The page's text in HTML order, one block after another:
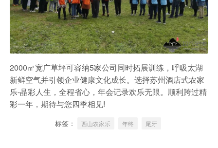
2000㎡宽广草坪可容纳5家公司同时拓展训练，呼吸太湖
新鲜空气并引领企业健康文化成长。选择苏州酒店式农家
乐-晶彩人生，全程省心，年会记录欢乐无限。顺利跨过精
彩一年，期待与您四季相见!
标签： 西山农家乐 年终 尾牙